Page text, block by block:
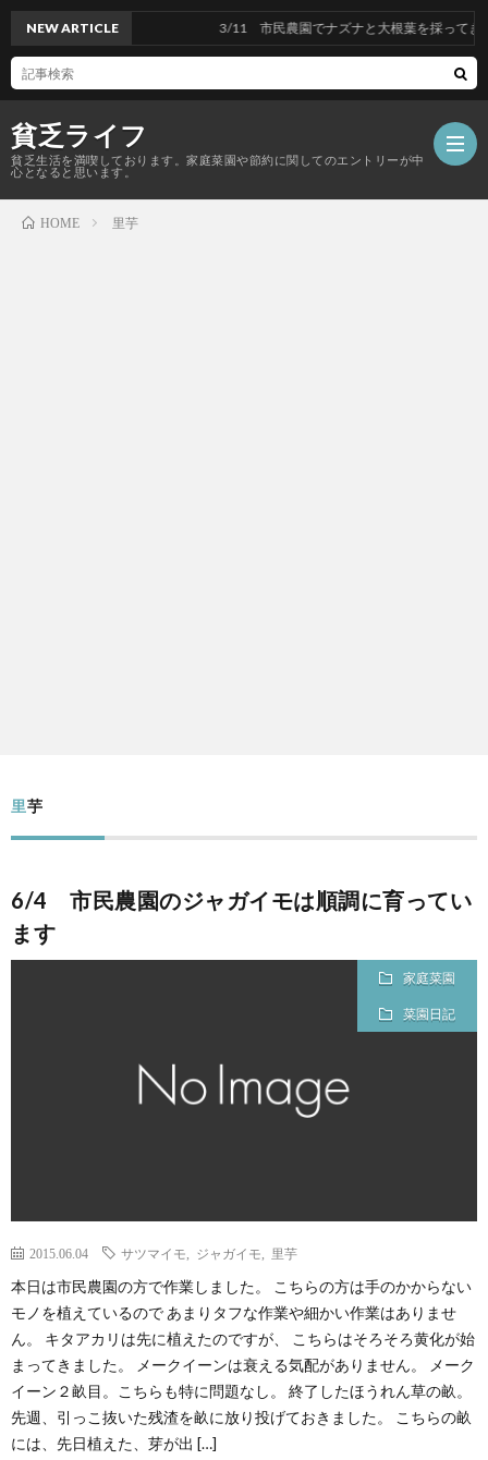
貧乏ライフ
貧乏生活を満喫しております。家庭菜園や節約に関してのエントリーが中
心となると思います。
NEW ARTICLE 3/11 市民農園でナズナと大根葉を採ってきま
HOME 里芋
里芋
6/4 市民農園のジャガイモは順調に育ってい
ます
家庭菜園
菜園日記
2015.06.04 サツマイモ ジャガイモ 里芋
本日は市民農園の方で作業しました。 こちらの方は手のかからない
モノを植えているので あまりタフな作業や細かい作業はありませ
ん。 キタアカリは先に植えたのですが、 こちらはそろそろ黄化が始
まってきました。 メークイーンは衰える気配がありません。 メーク
イーン２畝目。こちらも特に問題なし。 終了したほうれん草の畝。
先週、引っこ抜いた残渣を畝に放り投げておきました。 こちらの畝
には、先日植えた、芽が出 […]